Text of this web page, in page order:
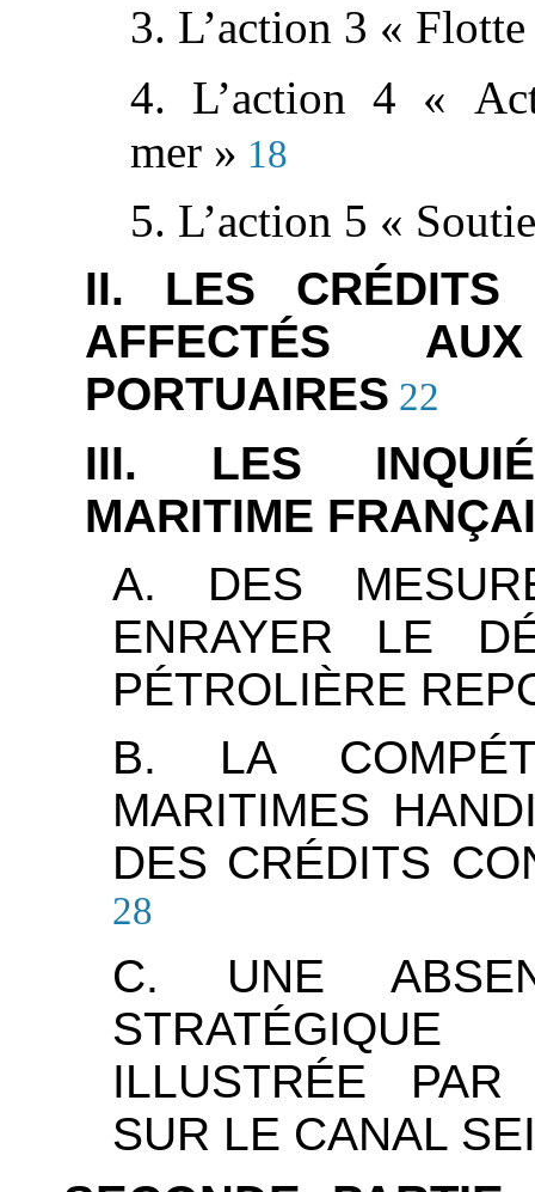
3. L’action 3 «
4. L’action 4 «
mer » 18
5. L’action 5 «
II. LES CRÉDITS
AFFECTÉS AUX
PORTUAIRES 22
III. LES
MARITIME
A. DES
ENRAYER LE
PÉTROLIÈRE
B. LA
MARITIMES
DES CRÉDITS
28
C. UNE
STRATÉGIQUE
ILLUSTRÉE PAR
SUR LE CANAL